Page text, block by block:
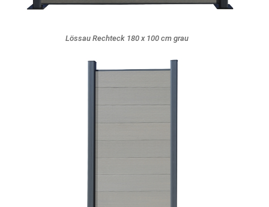
Lössau Rechteck 180 x 100 cm grau